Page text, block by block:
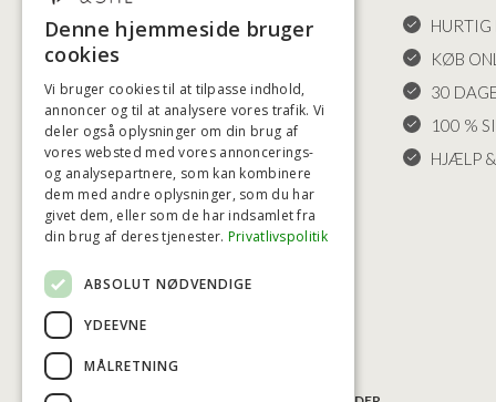
HANDELSBETINGELSER
LEVERING OG RETURET
FORTRYDELSESRET
KLAGER
FRAGT
INDSTILLINGER FOR COOKIES
HURTIG
KØB
30
100 %
HJÆLP
Denne hjemmeside bruger
cookies
Vi bruger cookies til at tilpasse indhold,
annoncer og til at analysere vores trafik. Vi
deler også oplysninger om din brug af
vores websted med vores annoncerings-
og analysepartnere, som kan kombinere
dem med andre oplysninger, som du har
givet dem, eller som de har indsamlet fra
din brug af deres tjenester. Privatlivspolitik
ABSOLUT NØDVENDIGE
YDEEVNE
MÅLRETNING